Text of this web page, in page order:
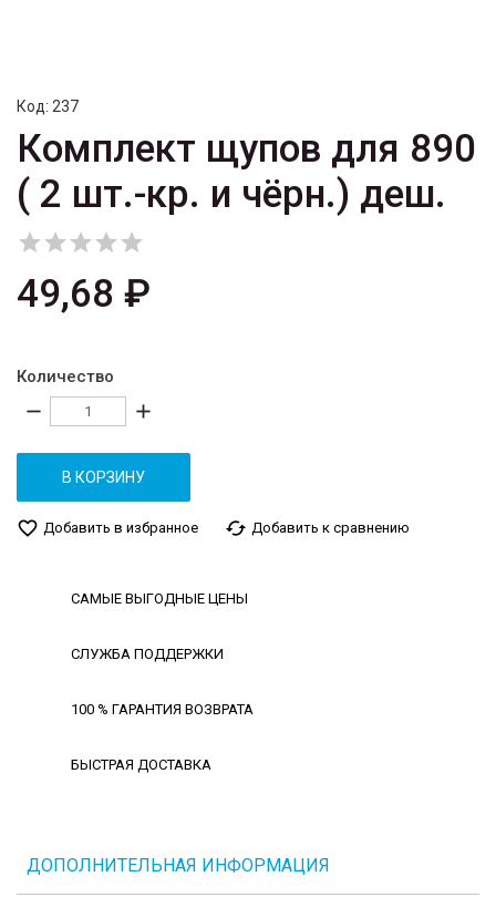
Код: 237
Комплект щупов для 890
( 2 шт.-кр. и чёрн.) деш.

49,68 ₽
Количество
remove add
В КОРЗИНУ
favorite_border Добавить в избранное cached Добавить к сравнению
САМЫЕ ВЫГОДНЫЕ ЦЕНЫ
СЛУЖБА ПОДДЕРЖКИ
100 % ГАРАНТИЯ ВОЗВРАТА
БЫСТРАЯ ДОСТАВКА
ДОПОЛНИТЕЛЬНАЯ ИНФОРМАЦИЯ